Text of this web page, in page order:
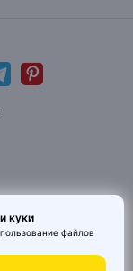
куки
файлов